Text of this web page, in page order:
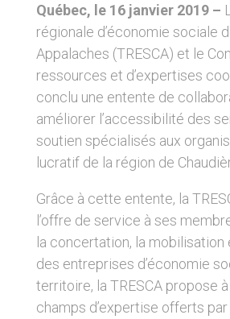
Québec, le 16 janvier 2019 –
régionale d’économie sociale
Appalaches (TRESCA) et le
ressources et d’expertises
conclu une entente de
améliorer l’accessibilité des
soutien spécialisés aux
lucratif de la région de
Grâce à cette entente, la
l’offre de service à ses
la concertation, la
des entreprises d’économie
territoire, la TRESCA propose
champs d’expertise offerts par